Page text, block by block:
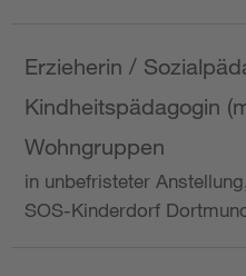
Erzieherin /
Kindheitspädagogin
Wohngruppen
in unbefristeter
SOS-Kinderdorf